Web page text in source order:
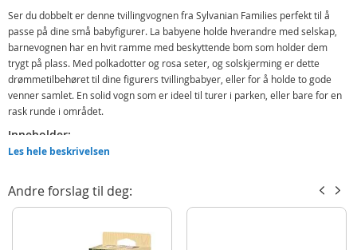
Ser du dobbelt er denne tvillingvognen fra Sylvanian Families perfekt til å
passe på dine små babyfigurer. La babyene holde hverandre med selskap,
barnevognen har en hvit ramme med beskyttende bom som holder dem
trygt på plass. Med polkadotter og rosa seter, og solskjerming er dette
drømmetilbehøret til dine figurers tvillingbabyer, eller for å holde to gode
venner samlet. En solid vogn som er ideel til turer i parken, eller bare for en
rask runde i området.
Inneholder:
1 Sylvanian Families dobbel babyvogn
Detaljer:
Alder: fra 3 år
Les hele beskrivelsen
Andre forslag til deg: